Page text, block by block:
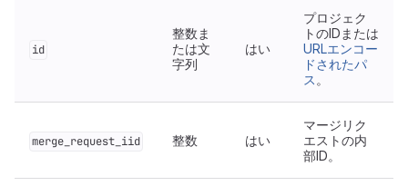
id
整数ま
たは文
字列
はい
プロジェク
トのIDまたは
URLエンコー
ドされたパ
ス 。
merge_request_iid 整数 はい
マージリク
エストの内
部ID。